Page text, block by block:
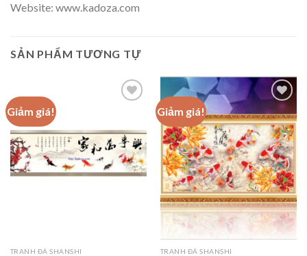
Website: www.kadoza.com
SẢN PHẨM TƯƠNG TỰ
Giảm giá!
Add to
wishlist
TRANH ĐÁ SHANSHI
Giảm giá!
Add to
wishlist
TRANH ĐÁ SHANSHI